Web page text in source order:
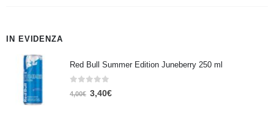
IN EVIDENZA
Red Bull Summer Edition Juneberry 250 ml
Su 5
4,00€ 3,40€